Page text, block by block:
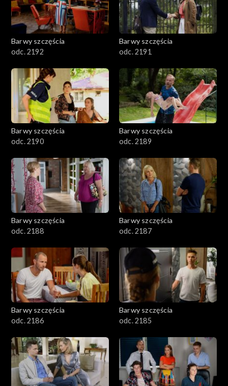
1701–1800
1601–1700
1501–1600
1401–1500
1301–1400
1101–1200
1001–1100
901–1000
801–900
782–800
Barwy szczęścia
odc. 2192
Barwy szczęścia
odc. 2191
Barwy szczęścia
odc. 2190
Barwy szczęścia
odc. 2189
Barwy szczęścia
odc. 2188
Barwy szczęścia
odc. 2187
Barwy szczęścia
odc. 2186
Barwy szczęścia
odc. 2185